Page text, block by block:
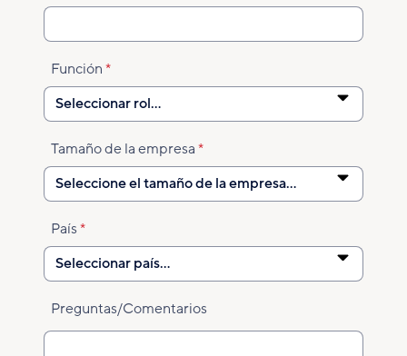
Función
Tamaño de la empresa
País
Preguntas/Comentarios